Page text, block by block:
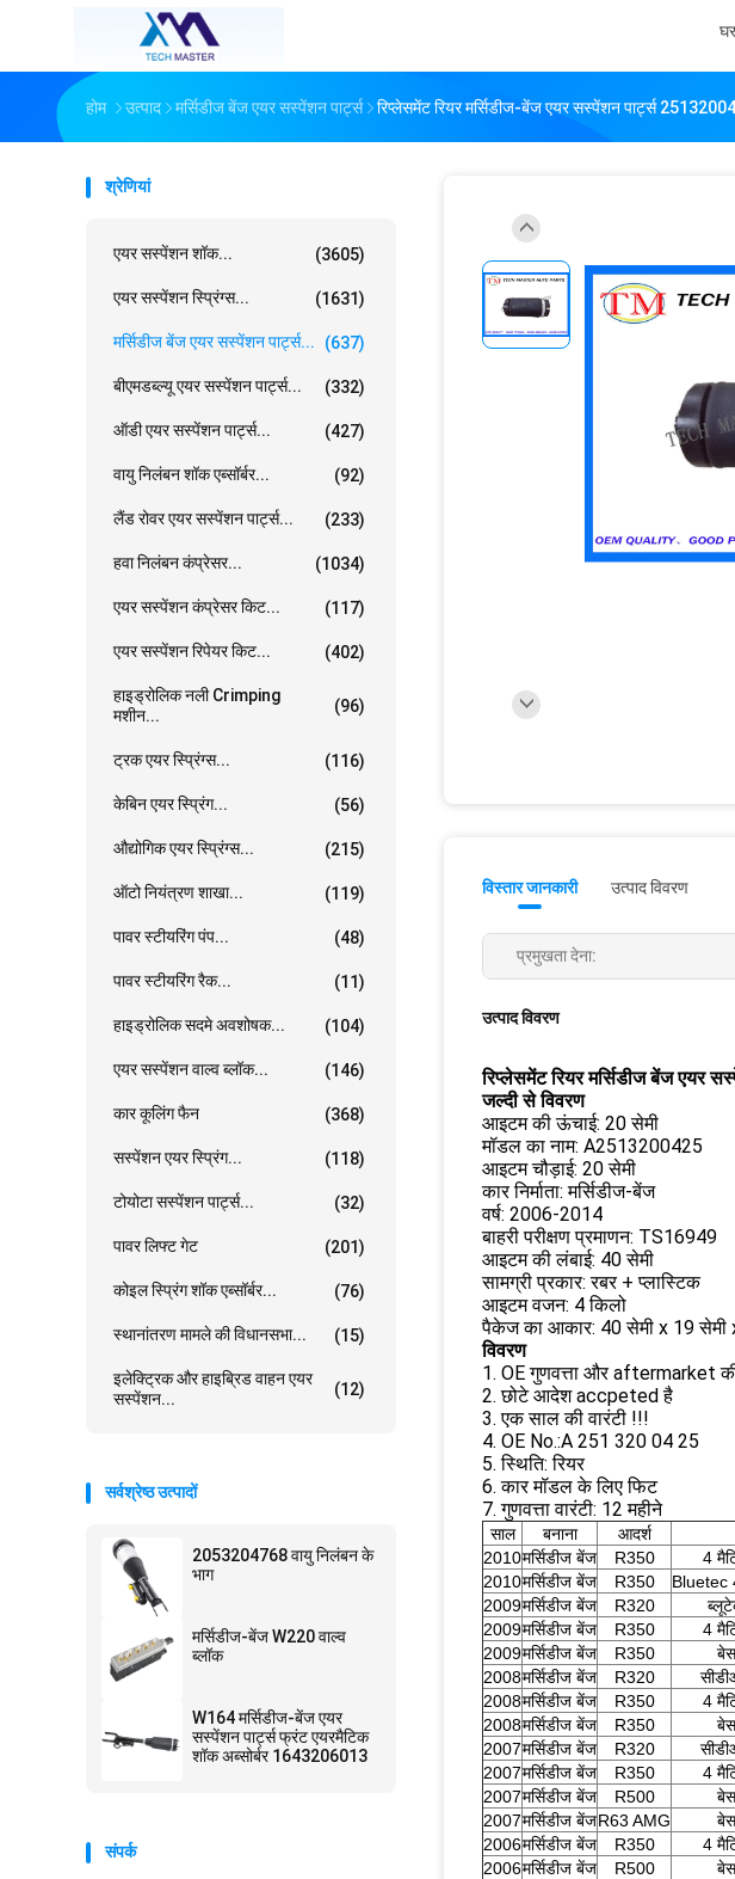
घर
होम उत्पाद मर्सिडीज बेंज एयर सस्पेंशन पार्ट्स रिप्लेसमेंट रियर मर्सिडीज-बेंज एयर सस्पेंशन पार्ट्स
श्रेणियां
एयर सस्पेंशन शॉक... (3605)
एयर सस्पेंशन स्प्रिंग्स... (1631)
मर्सिडीज बेंज एयर सस्पेंशन पार्ट्स... (637)
बीएमडब्ल्यू एयर सस्पेंशन पार्ट्स... (332)
ऑडी एयर सस्पेंशन पार्ट्स... (427)
वायु निलंबन शॉक एब्सॉर्बर... (92)
लैंड रोवर एयर सस्पेंशन पार्ट्स... (233)
हवा निलंबन कंप्रेसर... (1034)
एयर सस्पेंशन कंप्रेसर किट... (117)
एयर सस्पेंशन रिपेयर किट... (402)
हाइड्रोलिक नली Crimping
मशीन...
(96)
ट्रक एयर स्प्रिंग्स... (116)
केबिन एयर स्प्रिंग... (56)
औद्योगिक एयर स्प्रिंग्स... (215)
ऑटो नियंत्रण शाखा... (119)
पावर स्टीयरिंग पंप... (48)
पावर स्टीयरिंग रैक... (11)
हाइड्रोलिक सदमे अवशोषक... (104)
एयर सस्पेंशन वाल्व ब्लॉक... (146)
कार कूलिंग फैन (368)
सस्पेंशन एयर स्प्रिंग... (118)
टोयोटा सस्पेंशन पार्ट्स... (32)
पावर लिफ्ट गेट (201)
कोइल स्प्रिंग शॉक एब्सॉर्बर... (76)
स्थानांतरण मामले की विधानसभा... (15)
इलेक्ट्रिक और हाइब्रिड वाहन एयर
सस्पेंशन...
(12)
सर्वश्रेष्ठ उत्पादों
2053204768 वायु निलंबन के
भाग
मर्सिडीज-बेंज W220 वाल्व
ब्लॉक
W164 मर्सिडीज-बेंज एयर
सस्पेंशन पार्ट्स फ्रंट एयरमैटिक
शॉक अब्सोर्बर 1643206013
संपर्क
विस्तार जानकारी उत्पाद विवरण
प्रमुखता देना:
उत्पाद विवरण
रिप्लेसमेंट रियर मर्सिडीज बेंज एयर
जल्दी से विवरण
आइटम की ऊंचाई: 20 सेमी
मॉडल का नाम: A2513200425
आइटम चौड़ाई: 20 सेमी
कार निर्माता: मर्सिडीज-बेंज
वर्ष: 2006-2014
बाहरी परीक्षण प्रमाणन: TS16949
आइटम की लंबाई: 40 सेमी
सामग्री प्रकार: रबर + प्लास्टिक
आइटम वजन: 4 किलो
पैकेज का आकार: 40 सेमी x 19 सेमी
विवरण
1. OE गुणवत्ता और aftermarket
2. छोटे आदेश accpeted है
3. एक साल की वारंटी !!!
4. OE No.:A 251 320 04 25
5. स्थिति: रियर
6. कार मॉडल के लिए फिट
7. गुणवत्ता वारंटी: 12 महीने
साल बनाना आदर्श
2010मर्सिडीज बेंज R350 4
2010मर्सिडीज बेंज R350 Bluetec
2009मर्सिडीज बेंज R320
2009मर्सिडीज बेंज R350 4
2009मर्सिडीज बेंज R350
2008मर्सिडीज बेंज R320
2008मर्सिडीज बेंज R350 4
2008मर्सिडीज बेंज R350
2007मर्सिडीज बेंज R320
2007मर्सिडीज बेंज R350 4
2007मर्सिडीज बेंज R500
2007मर्सिडीज बेंजR63 AMG
2006मर्सिडीज बेंज R350 4
2006मर्सिडीज बेंज R500